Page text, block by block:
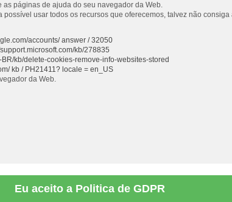
páginas de ajuda do seu navegador da Web.
usar todos os recursos que oferecemos, talvez não
accounts/ answer / 32050
kb/278835
kb/delete-cookies-remove-info-websites-stored
kb / PH21411? locale = en_US
da Web.